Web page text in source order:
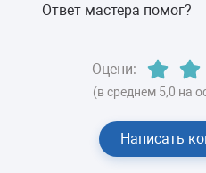
Ответ мастера помог?
Оцени:
(в среднем 5,0 на
Написать